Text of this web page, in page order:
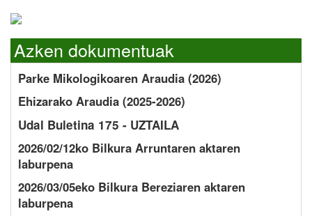
Azken dokumentuak
Parke Mikologikoaren Araudia (2026)
Ehizarako Araudia (2025-2026)
Udal Buletina 175 - UZTAILA
2026/02/12ko Bilkura Arruntaren aktaren
laburpena
2026/03/05eko Bilkura Bereziaren aktaren
laburpena